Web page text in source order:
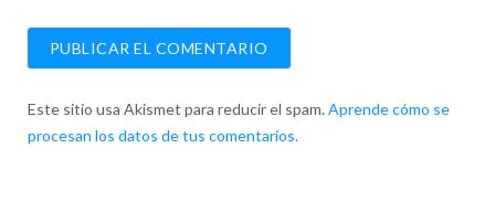
Este sitio usa Akismet para reducir el spam. Aprende cómo se
procesan los datos de tus comentarios.